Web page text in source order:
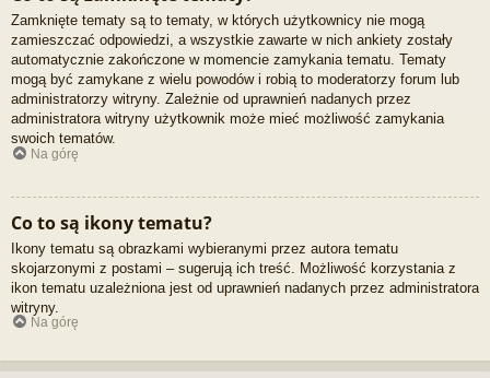
Zamknięte tematy są to tematy, w których użytkownicy nie mogą
zamieszczać odpowiedzi, a wszystkie zawarte w nich ankiety zostały
automatycznie zakończone w momencie zamykania tematu. Tematy
mogą być zamykane z wielu powodów i robią to moderatorzy forum lub
administratorzy witryny. Zależnie od uprawnień nadanych przez
administratora witryny użytkownik może mieć możliwość zamykania
swoich tematów.
Na górę
Co to są ikony tematu?
Ikony tematu są obrazkami wybieranymi przez autora tematu
skojarzonymi z postami – sugerują ich treść. Możliwość korzystania z
ikon tematu uzależniona jest od uprawnień nadanych przez administratora
witryny.
Na górę